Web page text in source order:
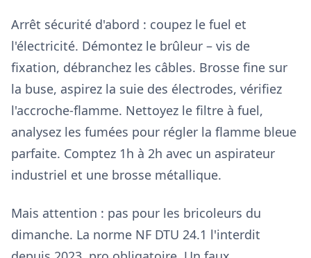
Arrêt sécurité d'abord : coupez le fuel et
l'électricité. Démontez le brûleur – vis de
fixation, débranchez les câbles. Brosse fine sur
la buse, aspirez la suie des électrodes, vérifiez
l'accroche-flamme. Nettoyez le filtre à fuel,
analysez les fumées pour régler la flamme bleue
parfaite. Comptez 1h à 2h avec un aspirateur
industriel et une brosse métallique.
Mais attention : pas pour les bricoleurs du
dimanche. La norme NF DTU 24.1 l'interdit